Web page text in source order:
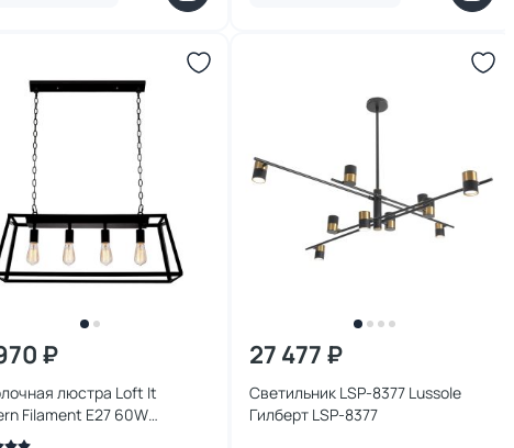
₽
люстра Loft It
Filament E27 60W
27 477 ₽
Светильник LSP-8377 Lussole
Гилберт LSP-8377